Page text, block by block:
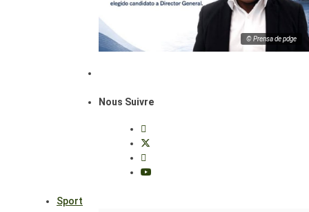
© Prensa de pdge
Nous Suivre
Sport